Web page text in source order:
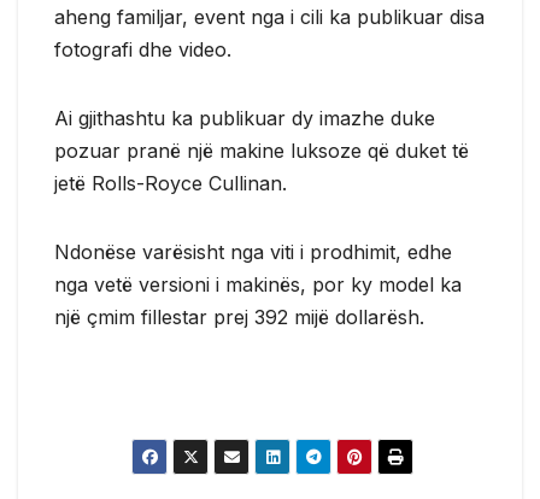
aheng familjar, event nga i cili ka publikuar disa
fotografi dhe video.
Ai gjithashtu ka publikuar dy imazhe duke
pozuar pranë një makine luksoze që duket të
jetë Rolls-Royce Cullinan.
Ndonëse varësisht nga viti i prodhimit, edhe
nga vetë versioni i makinës, por ky model ka
një çmim fillestar prej 392 mijë dollarësh.